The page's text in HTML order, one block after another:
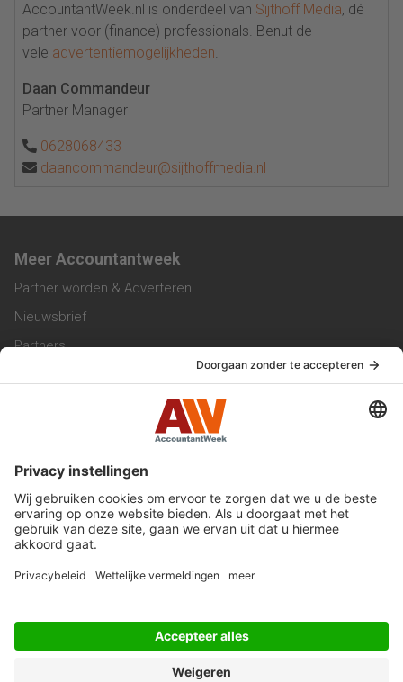
AccountantWeek.nl is onderdeel van Sijthoff Media, dé
partner voor (finance) professionals. Benut de
vele advertentiemogelijkheden.
Daan Commandeur
Partner Manager
0628068433
daancommandeur@sijthoffmedia.nl
Meer Accountantweek
Partner worden & Adverteren
Nieuwsbrief
Partners
Werken bij ons
Privacy Statement
Algemene Voorwaarden
Privacyinstellingen